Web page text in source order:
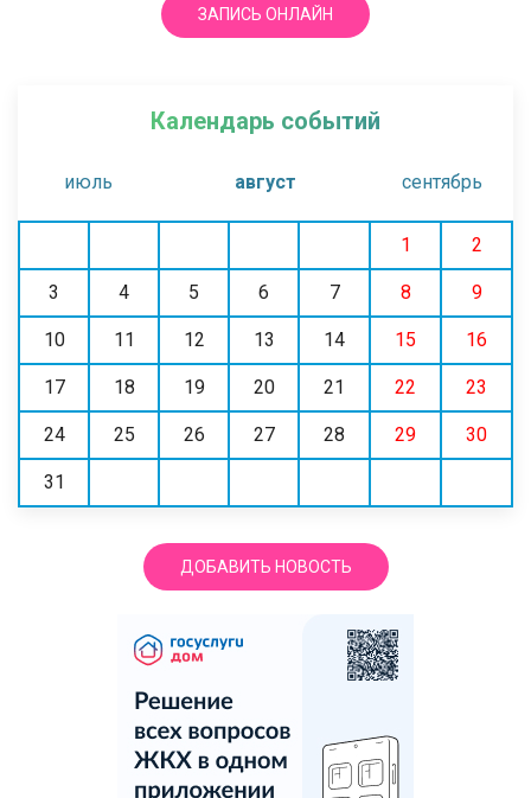
ЗАПИСЬ ОНЛАЙН
Календарь событий
июль август сентябрь
1 2
3 4 5 6 7 8 9
10 11 12 13 14 15 16
17 18 19 20 21 22 23
24 25 26 27 28 29 30
31
ДОБАВИТЬ НОВОСТЬ